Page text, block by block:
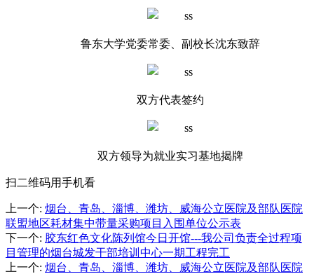
鲁东大学党委常委、副校长沈东致辞
双方代表签约
双方领导为就业实习基地揭牌
扫二维码用手机看
上一个: 烟台、青岛、淄博、潍坊、威海公立医院及部队医院
联盟地区耗材集中带量采购项目入围单位公示表
下一个: 胶东红色文化陈列馆今日开馆---我公司负责全过程项
目管理的烟台城发干部培训中心一期工程完工
上一个: 烟台、青岛、淄博、潍坊、威海公立医院及部队医院